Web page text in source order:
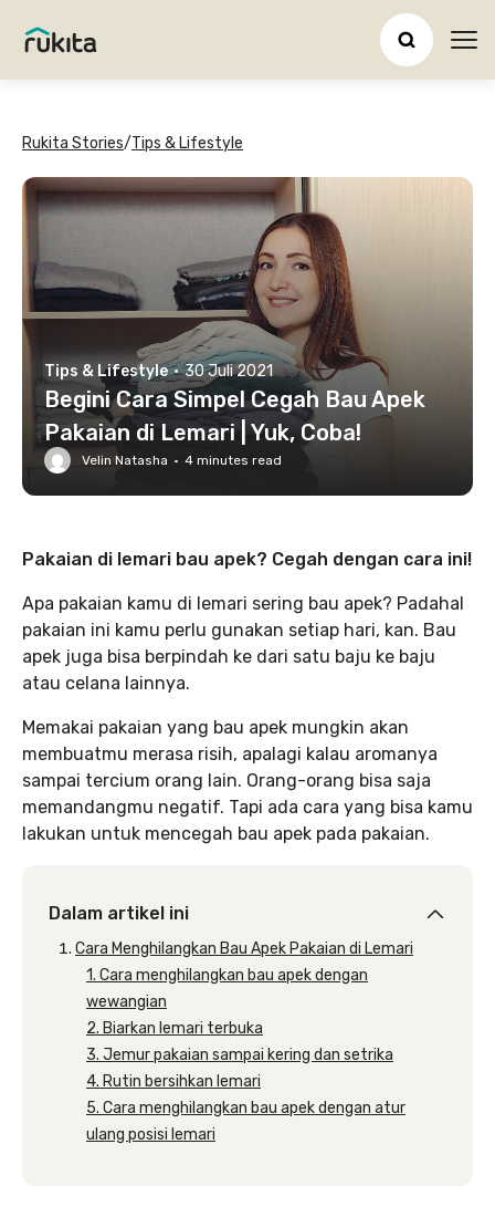
Rukita Stories/Tips & Lifestyle
Tips & Lifestyle · 30 Juli 2021
Begini Cara Simpel Cegah Bau Apek
Pakaian di Lemari | Yuk, Coba!
Velin Natasha · 4 minutes read
Pakaian di lemari bau apek? Cegah dengan cara ini!
Apa pakaian kamu di lemari sering bau apek? Padahal
pakaian ini kamu perlu gunakan setiap hari, kan. Bau
apek juga bisa berpindah ke dari satu baju ke baju
atau celana lainnya.
Memakai pakaian yang bau apek mungkin akan
membuatmu merasa risih, apalagi kalau aromanya
sampai tercium orang lain. Orang-orang bisa saja
memandangmu negatif. Tapi ada cara yang bisa kamu
lakukan untuk mencegah bau apek pada pakaian.
Dalam artikel ini
Cara Menghilangkan Bau Apek Pakaian di Lemari
1. Cara menghilangkan bau apek dengan
wewangian
2. Biarkan lemari terbuka
3. Jemur pakaian sampai kering dan setrika
4. Rutin bersihkan lemari
5. Cara menghilangkan bau apek dengan atur
ulang posisi lemari